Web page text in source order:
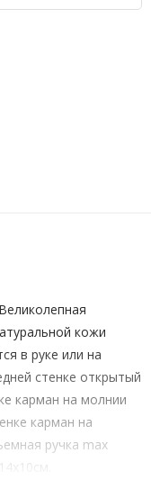
Великолепная
кожи
в руке или на
стенке открытый
карман на молнии
карман на
ручка max